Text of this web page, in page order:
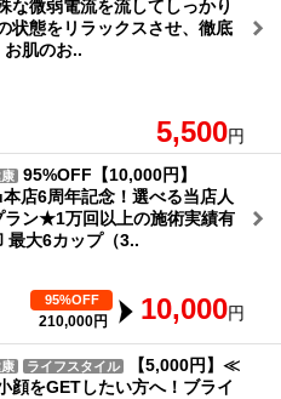
な微弱電流を流してしっかり
状態をリラックスさせ、徹底
肌のお..
5,500円
95%OFF【10,000円】
店6周年記念！選べる当店人
ラン★1万回以上の施術実績有
最大6カップ（3..
95%OFF
210,000円 10,000円
ライフスタイル
【5,000円】≪
顔をGETしたい方へ！ブライ